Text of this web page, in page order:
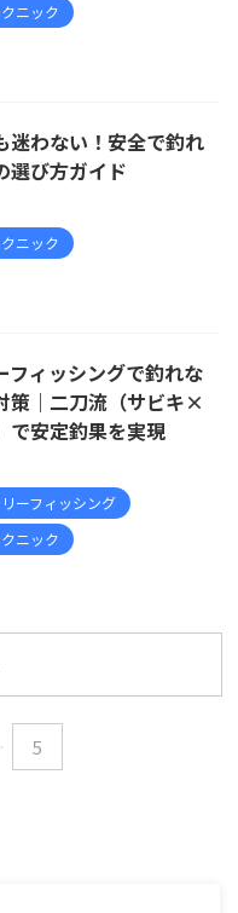
ニック
迷わない！安全で釣れ
選び方ガイド
ニック
フィッシングで釣れな
策｜二刀流（サビキ×
で安定釣果を実現
ーフィッシング
ニック
5